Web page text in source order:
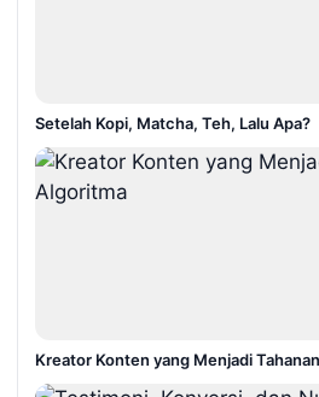
Setelah Kopi, Matcha, Teh, Lalu Apa?
Kreator Konten yang Menjadi